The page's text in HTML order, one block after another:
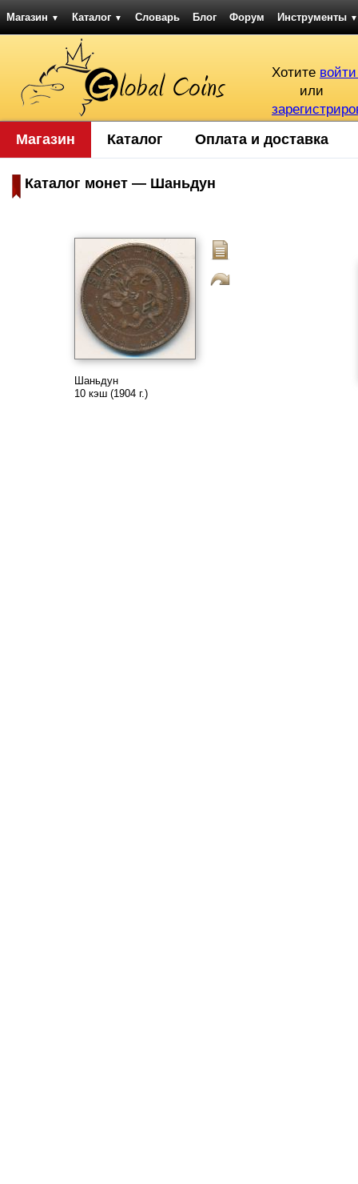
Магазин ▼ Каталог ▼ Словарь Блог Форум Инструменты ▼
Хотите
или
Магазин Каталог Оплата и доставка
Каталог монет — Шаньдун
Шаньдун
10 кэш (1904 г.)